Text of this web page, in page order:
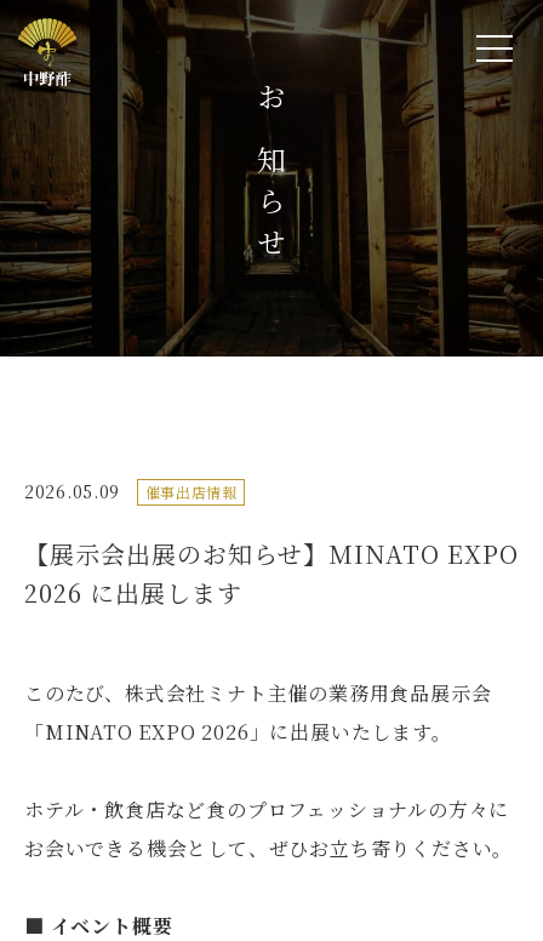
お知らせ
2026.05.09 催事出店情報
【展示会出展のお知らせ】MINATO EXPO
2026 に出展します
このたび、株式会社ミナト主催の業務用食品展示会
「MINATO EXPO 2026」に出展いたします。
ホテル・飲食店など食のプロフェッショナルの方々に
お会いできる機会として、ぜひお立ち寄りください。
■ イベント概要